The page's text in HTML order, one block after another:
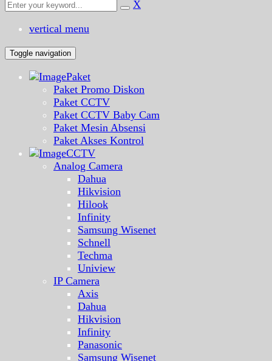
X
vertical menu
Toggle navigation
Paket
Paket Promo Diskon
Paket CCTV
Paket CCTV Baby Cam
Paket Mesin Absensi
Paket Akses Kontrol
CCTV
Analog Camera
Dahua
Hikvision
Hilook
Infinity
Samsung Wisenet
Schnell
Techma
Uniview
IP Camera
Axis
Dahua
Hikvision
Infinity
Panasonic
Samsung Wisenet